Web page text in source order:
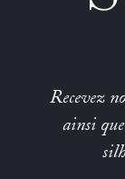
Recevez
ainsi